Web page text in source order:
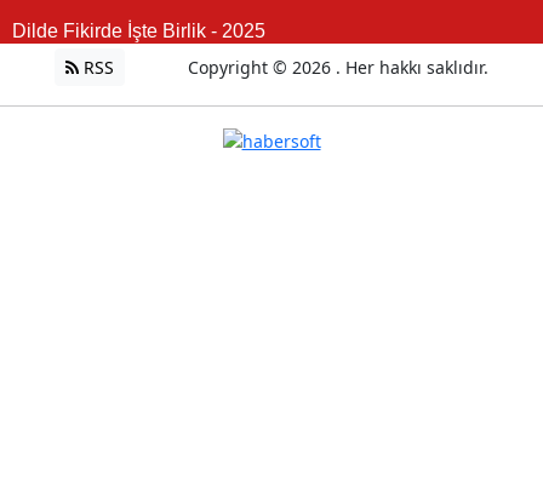
Dilde Fikirde İşte Birlik - 2025
RSS Copyright © 2026 . Her hakkı saklıdır.